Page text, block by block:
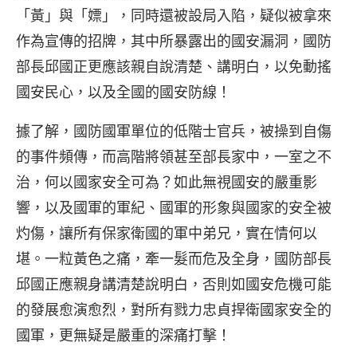
「黃」與「嫖」，同時還被設局入陷，疑似被拿來
作為宣傳的招牌，其中所暴露出的國安漏洞，國防
部長邱國正更應該親自說清楚、講明白，以免動搖
國安民心，以及全國的國安防線！
據了解，國防國軍單位的低階士官兵，被操到自傷
的事件頻傳，而高階將領甚至部長家中，一室之不
治，何以國家安全可為？如此無視國安的嚴重影
響，以及國軍的軍紀、國軍的形象與國家的安全被
灼傷，讓所有保家衛國的軍中弟兄，實在情何以
堪。一粒黃色之痛，牽一髮而危及全身，國防部長
邱國正應親身講清楚說明白，否則如國安危機可能
的發展愈演愈烈，對所有戮力忠貞捍衛國家安全的
國軍，更無疑是嚴重的深痛打擊！